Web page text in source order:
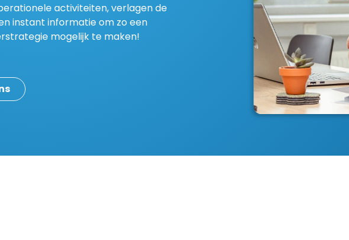
activiteiten, verlagen de
instant informatie om zo een
mogelijk te maken!